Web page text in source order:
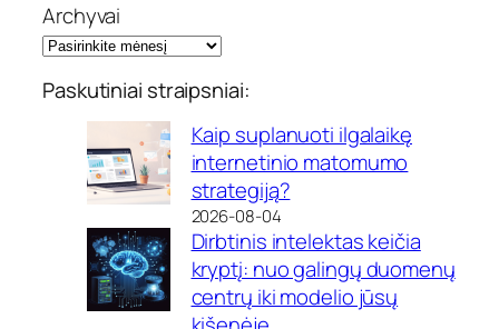
Archyvai
Paskutiniai straipsniai:
Kaip suplanuoti ilgalaikę
internetinio matomumo
strategiją?
2026-08-04
Dirbtinis intelektas keičia
kryptį: nuo galingų duomenų
centrų iki modelio jūsų